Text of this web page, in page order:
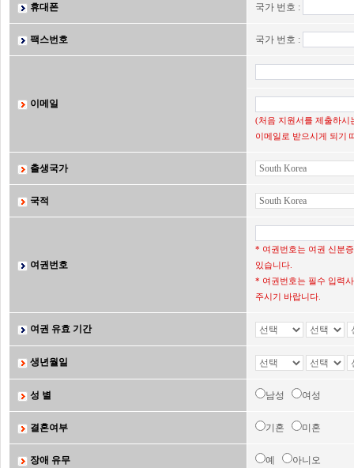
휴대폰 국가 번호 :
팩스번호 국가 번호 :
이메일
(처음 지원서를 제출하시
이메일로 받으시게 되기
출생국가
국적
여권번호
* 여권번호는 여권 신분
있습니다.
* 여권번호는 필수 입력
주시기 바랍니다.
여권 유효 기간
생년월일
성 별 남성 여성
결혼여부 기혼 미혼
장애 유무 예 아니오